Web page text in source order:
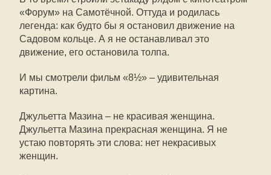
«Форум» на Самотёчной. Оттуда и родилась
легенда: как будто бы я остановил движение на
Садовом кольце. А я не останавливал это
движение, его остановила толпа.
И мы смотрели фильм «8½» – удивительная
картина.
Джульетта Мазина – не красивая женщина.
Джульетта Мазина прекрасная женщина. Я не
устаю повторять эти слова: нет некрасивых
женщин.